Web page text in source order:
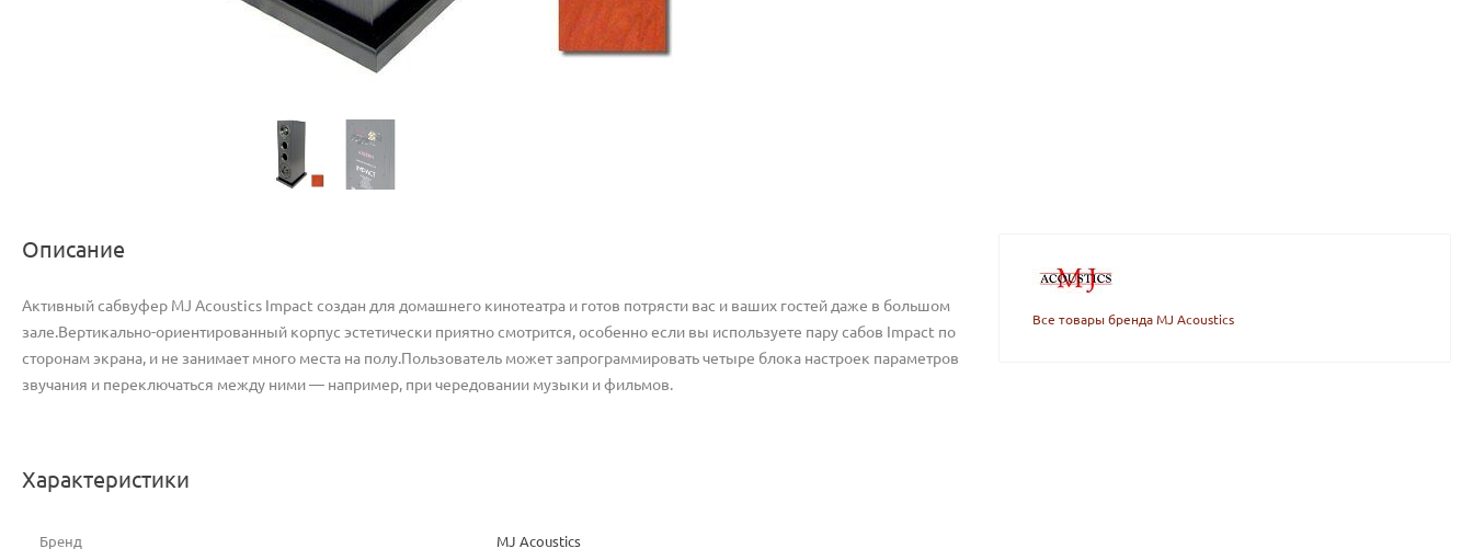
Описание
Активный сабвуфер MJ Acoustics Impact создан для домашнего кинотеатра и готов потрясти вас и ваших гостей даже в большом
зале.Вертикально-ориентированный корпус эстетически приятно смотрится, особенно если вы используете пару сабов Impact по
сторонам экрана, и не занимает много места на полу.Пользователь может запрограммировать четыре блока настроек параметров
звучания и переключаться между ними — например, при чередовании музыки и фильмов.
Характеристики
Бренд MJ Acoustics
Все товары бренда MJ Acoustics